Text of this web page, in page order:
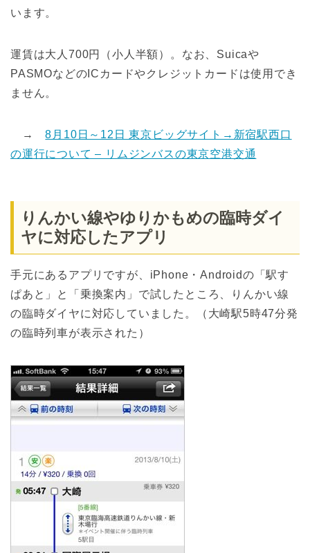
います。
運賃は大人700円（小人半額）。なお、Suicaや
PASMOなどのICカードやクレジットカードは使用でき
ません。
→8月10日～12日 東京ビッグサイト→新宿駅西口
の運行について – リムジンバスの東京空港交通
りんかい線やゆりかもめの臨時ダイ
ヤに対応したアプリ
手元にあるアプリですが、iPhone・Androidの「駅す
ぱあと」と「乗換案内」で試したところ、りんかい線
の臨時ダイヤに対応していました。（大崎駅5時47分発
の臨時列車が表示された）